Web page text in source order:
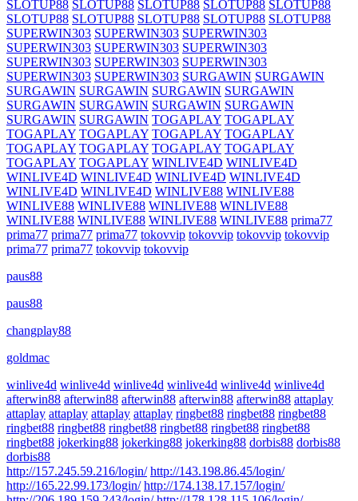
SLOTUP88 SLOTUP88 SLOTUP88 SLOTUP88 SLOTUP88
SLOTUP88 SLOTUP88 SLOTUP88 SLOTUP88 SLOTUP88
SUPERWIN303 SUPERWIN303 SUPERWIN303
SUPERWIN303 SUPERWIN303 SUPERWIN303
SUPERWIN303 SUPERWIN303 SUPERWIN303
SUPERWIN303 SUPERWIN303 SURGAWIN SURGAWIN
SURGAWIN SURGAWIN SURGAWIN SURGAWIN
SURGAWIN SURGAWIN SURGAWIN SURGAWIN
SURGAWIN SURGAWIN TOGAPLAY TOGAPLAY
TOGAPLAY TOGAPLAY TOGAPLAY TOGAPLAY
TOGAPLAY TOGAPLAY TOGAPLAY TOGAPLAY
TOGAPLAY TOGAPLAY WINLIVE4D WINLIVE4D
WINLIVE4D WINLIVE4D WINLIVE4D WINLIVE4D
WINLIVE4D WINLIVE4D WINLIVE88 WINLIVE88
WINLIVE88 WINLIVE88 WINLIVE88 WINLIVE88
WINLIVE88 WINLIVE88 WINLIVE88 WINLIVE88 prima77
prima77 prima77 prima77 tokovvip tokovvip tokovvip tokovvip
prima77 prima77 tokovvip tokovvip
paus88
paus88
changplay88
goldmac
winlive4d winlive4d winlive4d winlive4d winlive4d winlive4d
afterwin88 afterwin88 afterwin88 afterwin88 afterwin88 attaplay
attaplay attaplay attaplay attaplay ringbet88 ringbet88 ringbet88
ringbet88 ringbet88 ringbet88 ringbet88 ringbet88 ringbet88
ringbet88 jokerking88 jokerking88 jokerking88 dorbis88 dorbis88
dorbis88
http://157.245.59.216/login/ http://143.198.86.45/login/
http://165.22.99.173/login/ http://174.138.17.157/login/